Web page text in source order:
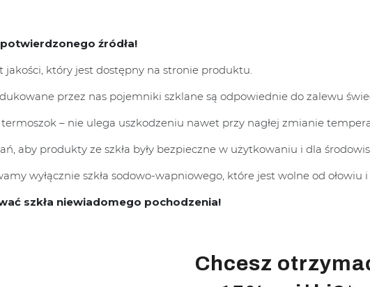
potwierdzonego źródła!
który jest dostępny na stronie produktu.
przez nas pojemniki szklane są odpowiednie do zalewu
termoszok – nie ulega uszkodzeniu nawet przy nagłej zmianie
aby produkty ze szkła były bezpieczne w użytkowaniu i dla
wyłącznie szkła sodowo-wapniowego, które jest wolne od ołowiu
szkła niewiadomego pochodzenia!
Chcesz